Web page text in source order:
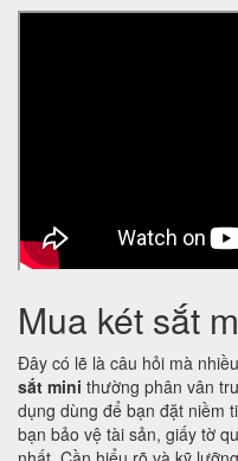
Mua két sắt
Đây có lẽ là câu hỏi mà
sắt mini thường phân vân
dụng dùng để bạn đặt niềm
bạn bảo vệ tài sản, giấy tờ